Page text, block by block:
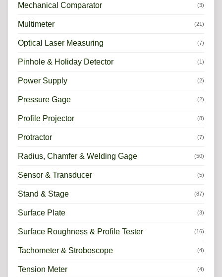
Mechanical Comparator (3)
Multimeter (21)
Optical Laser Measuring (7)
Pinhole & Holiday Detector (1)
Power Supply (2)
Pressure Gage (2)
Profile Projector (8)
Protractor (7)
Radius, Chamfer & Welding Gage (50)
Sensor & Transducer (5)
Stand & Stage (87)
Surface Plate (3)
Surface Roughness & Profile Tester (16)
Tachometer & Stroboscope (4)
Tension Meter (4)